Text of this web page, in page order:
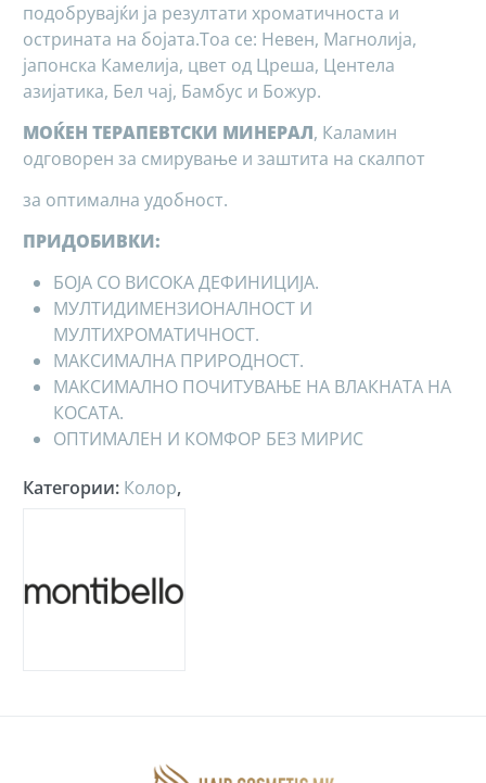
подобрувајќи ја резултати хроматичноста и
острината на бојата.Тоа се: Невен, Магнолија,
јапонска Камелија, цвет од Цреша, Центела
азијатика, Бел чај, Бамбус и Божур.
МОЌЕН ТЕРАПЕВТСКИ МИНЕРАЛ, Каламин
одговорен за смирување и заштита на скалпот
за оптимална удобност.
ПРИДОБИВКИ:
БОЈА СО ВИСОКА ДЕФИНИЦИЈА.
МУЛТИДИМЕНЗИОНАЛНОСТ И
МУЛТИХРОМАТИЧНОСТ.
МАКСИМАЛНА ПРИРОДНОСТ.
МАКСИМАЛНО ПОЧИТУВАЊЕ НА ВЛАКНАТА НА
КОСАТА.
ОПТИМАЛЕН И КОМФОР БЕЗ МИРИС
Категории: Колор,